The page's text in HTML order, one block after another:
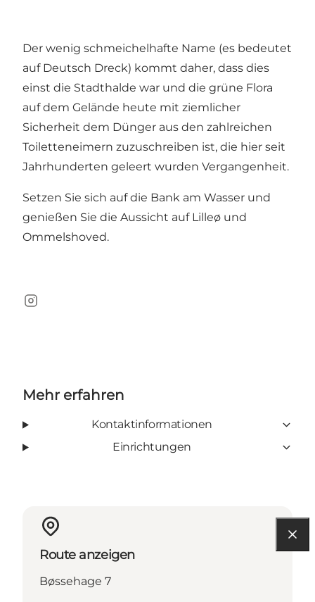
Der wenig schmeichelhafte Name (es bedeutet
auf Deutsch Dreck) kommt daher, dass dies
einst die Stadthalde war und die grüne Flora
auf dem Gelände heute mit ziemlicher
Sicherheit dem Dünger aus den zahlreichen
Toiletteneimern zuzuschreiben ist, die hier seit
Jahrhunderten geleert wurden Vergangenheit.
Setzen Sie sich auf die Bank am Wasser und
genießen Sie die Aussicht auf Lilleø und
Ommelshoved.
Instagram
Mehr erfahren
Kontaktinformationen
Einrichtungen
Route anzeigen
Bøssehage 7